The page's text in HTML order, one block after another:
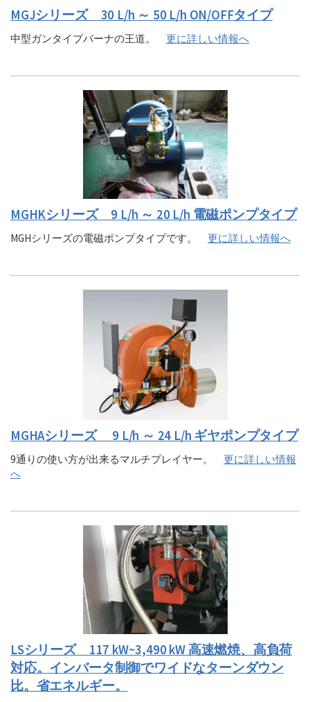
MGJシリーズ 30 L/h ～ 50 L/h ON/OFFタイプ
中型ガンタイプバーナの王道。 更に詳しい情報へ
MGHKシリーズ 9 L/h ～ 20 L/h 電磁ポンプタイプ
MGHシリーズの電磁ポンプタイプです。 更に詳しい情報へ
MGHAシリーズ 9 L/h ～ 24 L/h ギヤポンプタイプ
9通りの使い方が出来るマルチプレイヤー。 更に詳しい情報
へ
LSシリーズ 117 kW~3,490 kW 高速燃焼、高負荷
対応。インバータ制御でワイドなターンダウン
比。省エネルギー。